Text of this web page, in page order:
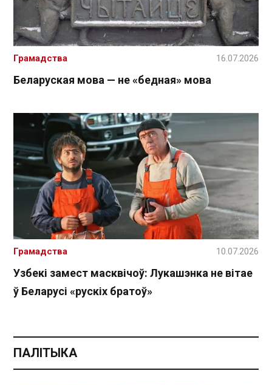
Беларуская мова — не «бедная» мова
Грамадства 16.07.2026
Узбекі замест масквічоў: Лукашэнка не вітае
ў Беларусі «рускіх братоў»
Грамадства 10.07.2026
ПАЛІТЫКА